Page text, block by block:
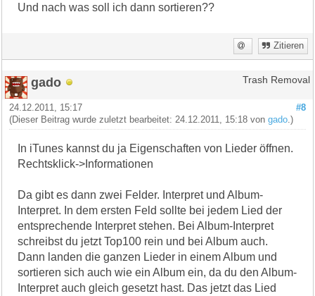
Und nach was soll ich dann sortieren??
Zitieren
gado Trash Removal
#8
24.12.2011, 15:17
(Dieser Beitrag wurde zuletzt bearbeitet: 24.12.2011, 15:18 vongado .)
In iTunes kannst du ja Eigenschaften von Lieder öffnen.
Rechtsklick->Informationen
Da gibt es dann zwei Felder. Interpret und Album-
Interpret. In dem ersten Feld sollte bei jedem Lied der
entsprechende Interpret stehen. Bei Album-Interpret
schreibst du jetzt Top100 rein und bei Album auch.
Dann landen die ganzen Lieder in einem Album und
sortieren sich auch wie ein Album ein, da du den Album-
Interpret auch gleich gesetzt hast. Das jetzt das Lied